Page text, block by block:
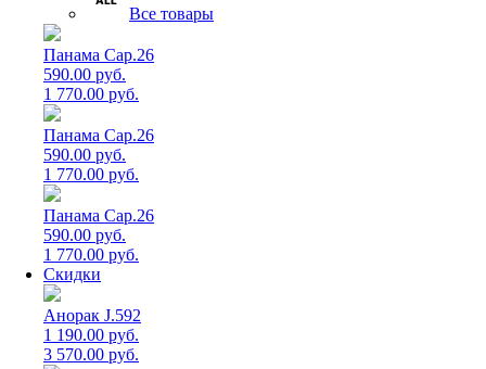
Все товары
Панама Cap.26
590.00 руб.
1 770.00 руб.
Панама Cap.26
590.00 руб.
1 770.00 руб.
Панама Cap.26
590.00 руб.
1 770.00 руб.
Скидки
Анорак J.592
1 190.00 руб.
3 570.00 руб.